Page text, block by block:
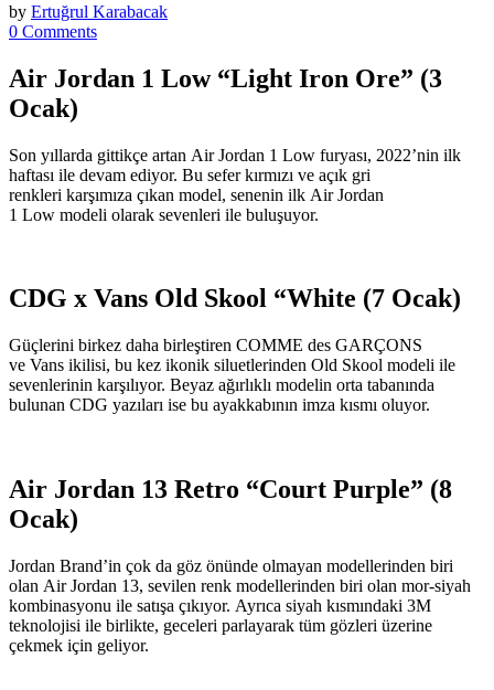
by Ertuğrul Karabacak
0 Comments
Air Jordan 1 Low “Light Iron Ore” (3
Ocak)
Son yıllarda gittikçe artan Air Jordan 1 Low furyası, 2022’nin ilk
haftası ile devam ediyor. Bu sefer kırmızı ve açık gri
renkleri karşımıza çıkan model, senenin ilk Air Jordan
1 Low modeli olarak sevenleri ile buluşuyor.
CDG x Vans Old Skool “White (7 Ocak)
Güçlerini birkez daha birleştiren COMME des GARÇONS
ve Vans ikilisi, bu kez ikonik siluetlerinden Old Skool modeli ile
sevenlerinin karşılıyor. Beyaz ağırlıklı modelin orta tabanında
bulunan CDG yazıları ise bu ayakkabının imza kısmı oluyor.
Air Jordan 13 Retro “Court Purple” (8
Ocak)
Jordan Brand’in çok da göz önünde olmayan modellerinden biri
olan Air Jordan 13, sevilen renk modellerinden biri olan mor-siyah
kombinasyonu ile satışa çıkıyor. Ayrıca siyah kısmındaki 3M
teknolojisi ile birlikte, geceleri parlayarak tüm gözleri üzerine
çekmek için geliyor.